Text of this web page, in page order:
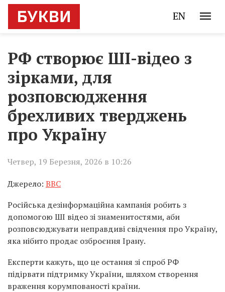
EN
РФ створює ШІ-відео з
зірками, для
розповсюдження
брехливих тверджень
про Україну
Четвер, 19 Березня, 2026 в 10:26
Джерело: BBC
Російська дезінформаційна кампанія робить з
допомогою ШІ відео зі знаменитостями, аби
розповсюджувати неправдиві свідчення про Україну,
яка нібито продає озброєння Ірану.
Експерти кажуть, що це остання зі спроб РФ
підірвати підтримку України, шляхом створення
враження корумпованості країни.